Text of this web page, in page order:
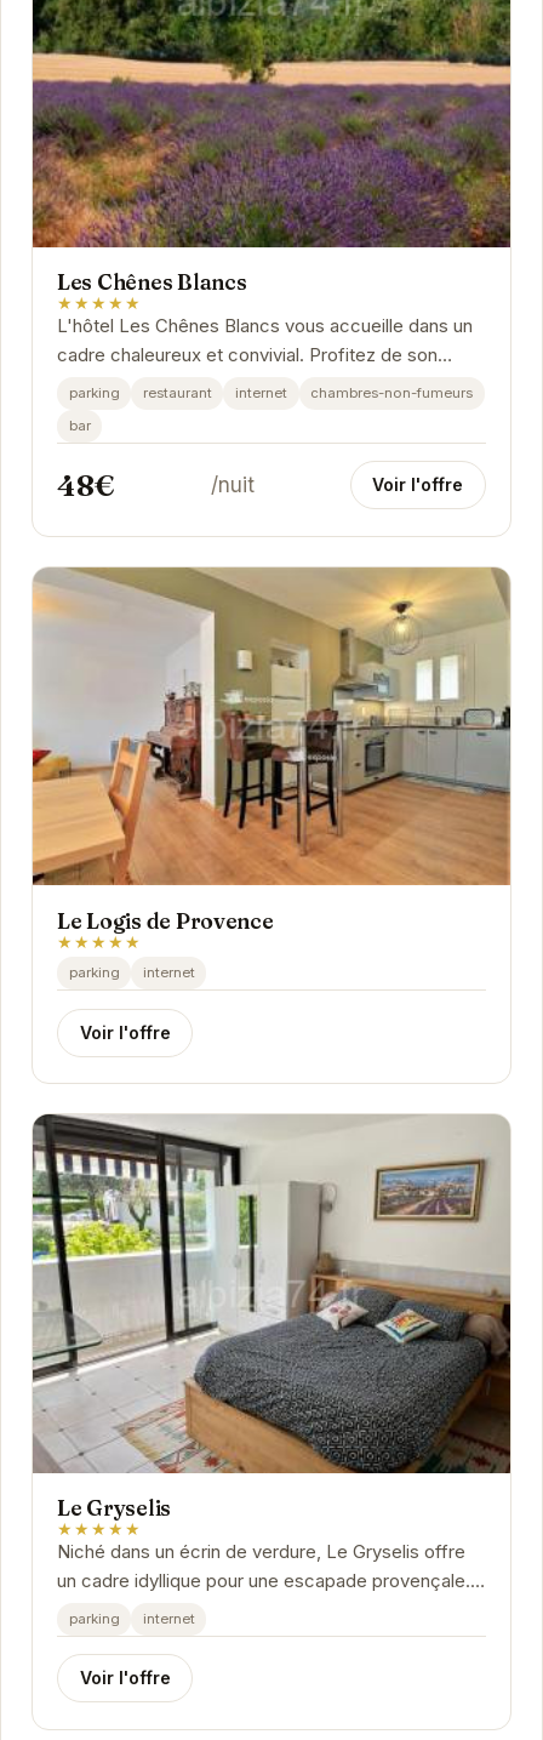
Les Chênes Blancs
★★★★★
L'hôtel Les Chênes Blancs vous accueille dans un
cadre chaleureux et convivial. Profitez de son
emplacement idéal pour découvrir les charmes
parking restaurant internet
chambres-non-fumeurs
bar
48€ /nuit Voir l'offre
Le Logis de Provence
★★★★★
parking internet
Voir l'offre
Le Gryselis
★★★★★
Niché dans un écrin de verdure, Le Gryselis offre
un cadre idyllique pour une escapade provençale.
Ses chambres élégantes et confortables vous...
parking internet
Voir l'offre